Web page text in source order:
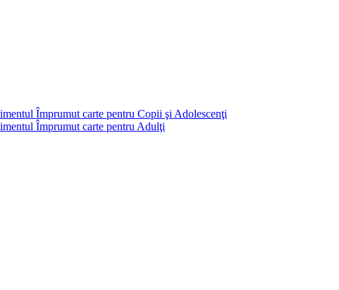
Împrumut carte pentru Copii şi Adolescenţi
Împrumut carte pentru Adulţi